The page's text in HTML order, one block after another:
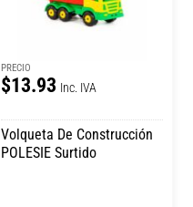
PRECIO
$13.93 Inc. IVA
Volqueta De Construcción
POLESIE Surtido